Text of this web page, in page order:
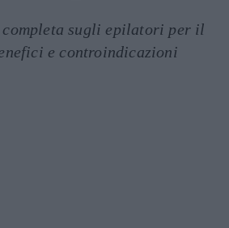
completa sugli epilatori per il
e controindicazioni